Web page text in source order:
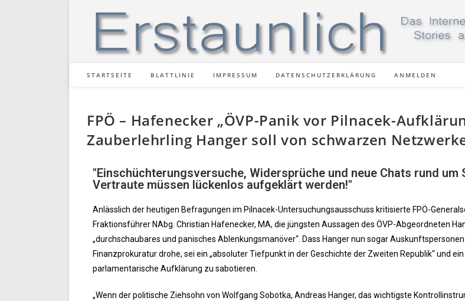
STARTSEITE BLATTLINIE IMPRESSUM DATENSCHUTZERKLÄRUNG ANMELDEN
FPÖ – Hafenecker „ÖVP-Panik vor Pilnacek-
Zauberlehrling Hanger soll von schwarzen
"Einschüchterungsversuche, Widersprüche und neue Chats rund um
Vertraute müssen lückenlos aufgeklärt werden!"
Anlässlich der heutigen Befragungen im Pilnacek-Untersuchungsausschuss kritisierte FPÖ-
Fraktionsführer NAbg. Christian Hafenecker, MA, die jüngsten Aussagen des ÖVP-Abgeordneten
„durchschaubares und panisches Ablenkungsmanöver“. Dass Hanger nun sogar
Finanzprokuratur drohe, sei ein „absoluter Tiefpunkt in der Geschichte der Zweiten Republik“ und
parlamentarische Aufklärung zu sabotieren.
„Wenn der politische Ziehsohn von Wolfgang Sobotka, Andreas Hanger, das wichtigste